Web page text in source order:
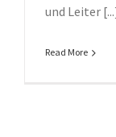
und Leiter
Read More